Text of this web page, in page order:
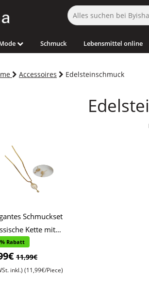
Schmuck Lebensmittel online
Accessoires Edelsteinschmuck
Schmuckset
Kette mit
eiförmigen, mit
besetzten
, Passend
Rabatt
11,99€
inkl.) (11,99€/Piece)